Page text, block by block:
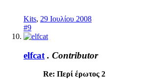
Kits, 29 Ιουλίου 2008
#9
elfcat . Contributor
Re: Περί έρωτος 2